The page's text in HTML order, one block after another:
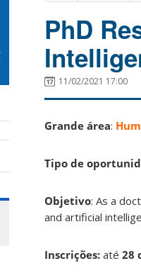
PhD
11/02/2021 17:00
Grande área:
Tipo de
Objetivo: As a
and artificial
Inscrições: até 28